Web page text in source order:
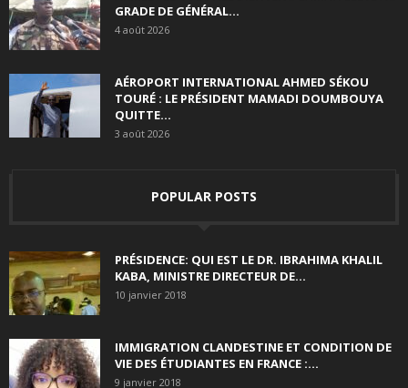
GRADE DE GÉNÉRAL...
4 août 2026
AÉROPORT INTERNATIONAL AHMED SÉKOU
TOURÉ : LE PRÉSIDENT MAMADI DOUMBOUYA
QUITTE...
3 août 2026
POPULAR POSTS
PRÉSIDENCE: QUI EST LE DR. IBRAHIMA KHALIL
KABA, MINISTRE DIRECTEUR DE...
10 janvier 2018
IMMIGRATION CLANDESTINE ET CONDITION DE
VIE DES ÉTUDIANTES EN FRANCE :...
9 janvier 2018